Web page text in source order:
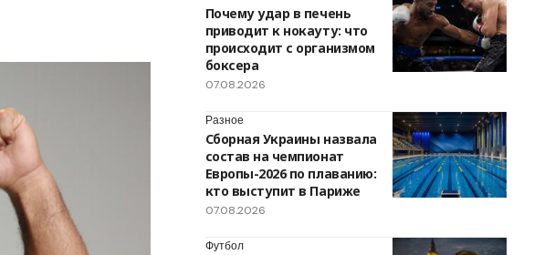
Почему удар в печень
приводит к нокауту: что
происходит с организмом
боксера
07.08.2026
Разное
Сборная Украины назвала
состав на чемпионат
Европы-2026 по плаванию:
кто выступит в Париже
07.08.2026
Футбол